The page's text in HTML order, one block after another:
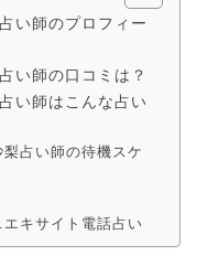
い師のプロフィー
い師の口コミは？
い師はこんな占い
占い師の待機スケ
キサイト電話占い